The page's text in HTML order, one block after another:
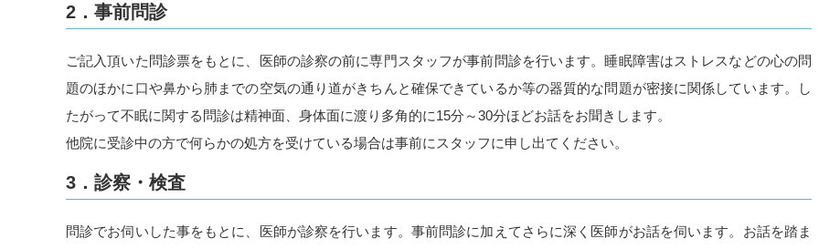
2．事前問診
ご記入頂いた問診票をもとに、医師の診察の前に専門スタッフが事前問診を行います。睡眠障害はストレスなどの心の問
題のほかに口や鼻から肺までの空気の通り道がきちんと確保できているか等の器質的な問題が密接に関係しています。し
たがって不眠に関する問診は精神面、身体面に渡り多角的に15分～30分ほどお話をお聞きします。
他院に受診中の方で何らかの処方を受けている場合は事前にスタッフに申し出てください。
3．診察・検査
問診でお伺いした事をもとに、医師が診察を行います。事前問診に加えてさらに深く医師がお話を伺います。お話を踏ま